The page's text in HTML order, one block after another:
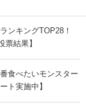
ランキングTOP28！
結果】
食べたいモンスター
ト実施中】